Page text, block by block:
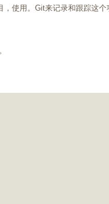
，使用。Git来记录和跟踪这个